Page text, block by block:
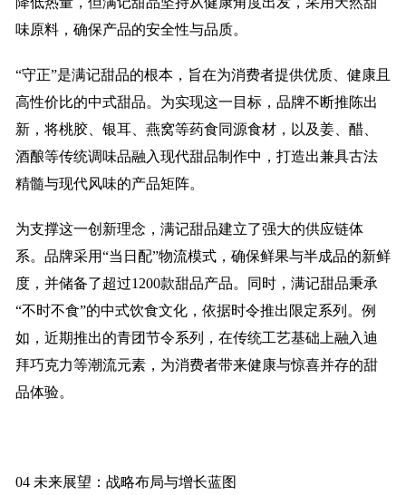
味原料，确保产品的安全性与品质。
“守正”是满记甜品的根本，旨在为消费者提供优质、健康且
高性价比的中式甜品。为实现这一目标，品牌不断推陈出
新，将桃胶、银耳、燕窝等药食同源食材，以及姜、醋、
酒酿等传统调味品融入现代甜品制作中，打造出兼具古法
精髓与现代风味的产品矩阵。
为支撑这一创新理念，满记甜品建立了强大的供应链体
系。品牌采用“当日配”物流模式，确保鲜果与半成品的新鲜
度，并储备了超过1200款甜品产品。同时，满记甜品秉承
“不时不食”的中式饮食文化，依据时令推出限定系列。例
如，近期推出的青团节令系列，在传统工艺基础上融入迪
拜巧克力等潮流元素，为消费者带来健康与惊喜并存的甜
品体验。
04 未来展望：战略布局与增长蓝图